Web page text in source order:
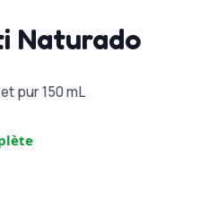
Naturado
pur 150 mL